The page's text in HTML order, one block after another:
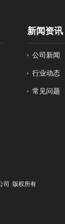
新闻资讯
公司新闻
行业动态
常见问题
司 版权所有